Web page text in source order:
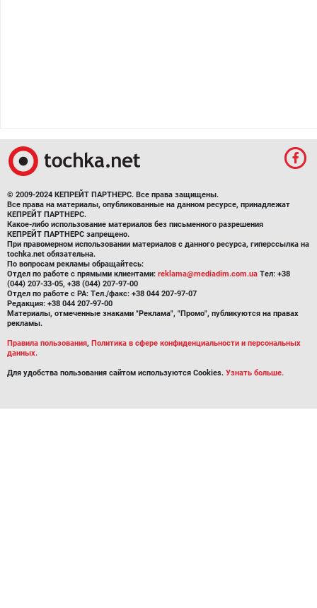
© 2009-2024 КЕПРЕЙТ ПАРТНЕРС. Все права защищены.
Все права на материалы, опубликованные на данном ресурсе, принадлежат
КЕПРЕЙТ ПАРТНЕРС.
Какое-либо использование материалов без письменного разрешения
КЕПРЕЙТ ПАРТНЕРС запрещено.
При правомерном использовании материалов с данного ресурса, гиперссылка на
tochka.net обязательна.
По вопросам рекламы обращайтесь:
Отдел по работе с прямыми клиентами: reklama@mediadim.com.ua Тел: +38
(044) 207-33-05, +38 (044) 207-97-00
Отдел по работе с РА: Тел./факс: +38 044 207-97-07
Редакция: +38 044 207-97-00
Материалы, отмеченные знаками "Реклама", "Промо", публикуются на правах
рекламы.
Правила пользования, Политика в сфере конфиденциальности и персональных
данных.
Для удобства пользования сайтом используются Cookies. Узнать больше.